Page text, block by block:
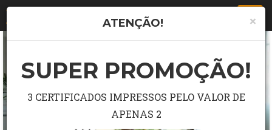
×
ATENÇÃO!
SUPER PROMOÇÃO!
3 CERTIFICADOS IMPRESSOS PELO VALOR DE
APENAS 2